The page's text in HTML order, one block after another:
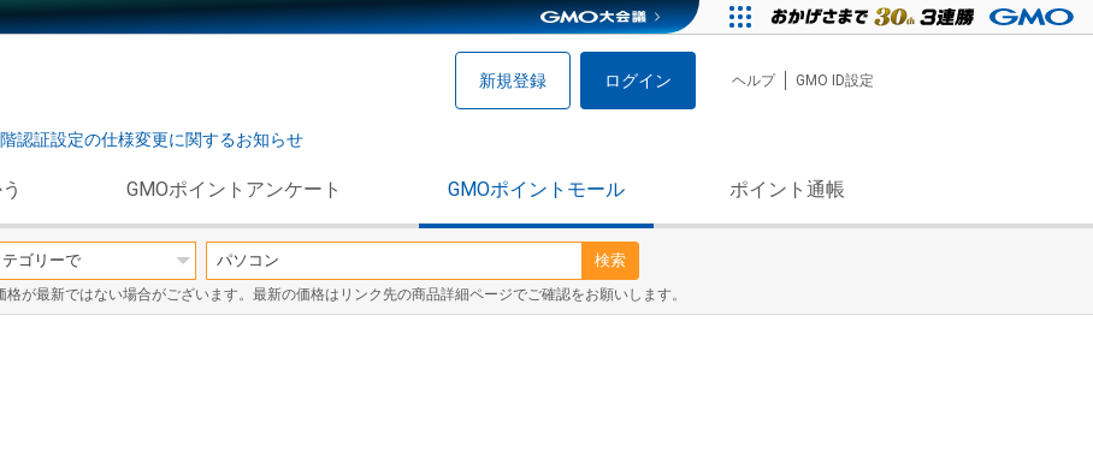
新規登録 ログイン ヘルプ GMO ID設定
階認証設定の仕様変更に関するお知らせ
GMOポイントアンケート GMOポイントモール ポイント通帳
検索
格が最新ではない場合がございます。最新の価格はリンク先の商品詳細ページでご確認をお願いします。